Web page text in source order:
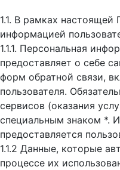
1.1. В рамках настоящей
информацией
1.1.1. Персональная
предоставляет о себе
форм обратной связи,
пользователя.
сервисов (оказания
специальным знаком *.
предоставляется
1.1.2 Данные, которые
процессе их